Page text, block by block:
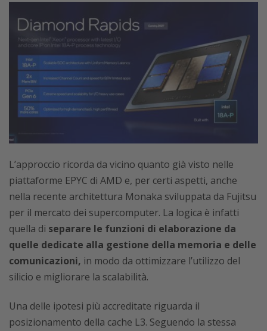
L’approccio ricorda da vicino quanto già visto nelle
piattaforme EPYC di AMD e, per certi aspetti, anche
nella recente architettura Monaka sviluppata da Fujitsu
per il mercato dei supercomputer. La logica è infatti
quella di separare le funzioni di elaborazione da
quelle dedicate alla gestione della memoria e delle
comunicazioni, in modo da ottimizzare l’utilizzo del
silicio e migliorare la scalabilità.
Una delle ipotesi più accreditate riguarda il
posizionamento della cache L3. Seguendo la stessa